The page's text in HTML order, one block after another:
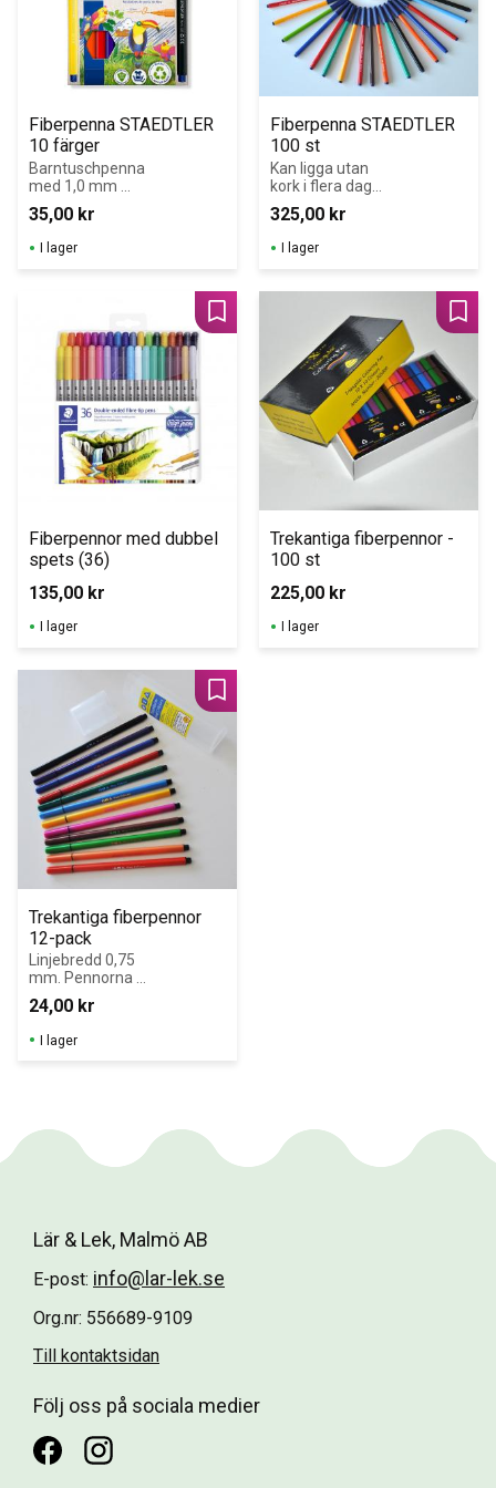
Fiberpenna STAEDTLER
10 färger
Barntuschpenna
med 1,0 mm
trycktålig spets.
35,00 kr
I lager
Fiberpenna STAEDTLER
100 st
Kan ligga utan
kork i flera dagar
utan att torka ut.
325,00 kr
I lager
Fiberpennor med dubbel
spets (36)
135,00 kr
Lägg till i favoriter
I lager
Trekantiga fiberpennor -
100 st
225,00 kr
I lager
Trekantiga fiberpennor
12-pack
Linjebredd 0,75
mm. Pennorna
är trekantiga
vilket gör det lätt
för små händer
att hålla i.
24,00 kr
Lägg till i favoriter
I lager
Lär & Lek, Malmö AB
E-post: info@lar-lek.se
Org.nr: 556689-9109
Till kontaktsidan
Följ oss på sociala medier